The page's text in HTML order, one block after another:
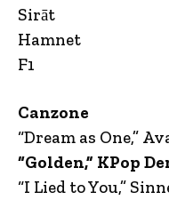
Sirāt
Hamnet
F1
Canzone
“Dream as One,”
“Golden,” KPop
“I Lied to You,”